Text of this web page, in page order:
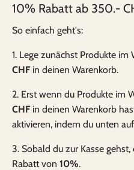
10% Rabatt ab 350.-
So einfach geht's:
1. Lege zunächst Produkte
CHFin deinen Warenkorb.
2. Erst wenn du Produkte im
CHFin deinen Warenkorb
aktivieren, indem du unten
3. Sobald du zur Kasse
Rabatt von 10%.